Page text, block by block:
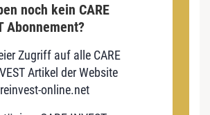
noch kein CARE
Abonnement?
Zugriff auf alle CARE
Artikel der Website
online.net